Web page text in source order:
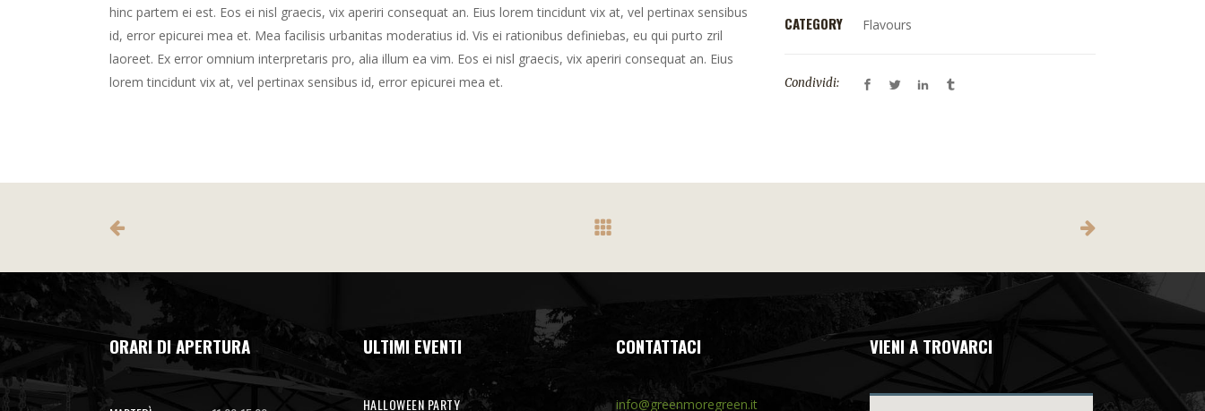
hinc partem ei est. Eos ei nisl graecis, vix aperiri consequat an. Eius lorem tincidunt vix at, vel pertinax sensibus
id, error epicurei mea et. Mea facilisis urbanitas moderatius id. Vis ei rationibus definiebas, eu qui purto zril
laoreet. Ex error omnium interpretaris pro, alia illum ea vim. Eos ei nisl graecis, vix aperiri consequat an. Eius
lorem tincidunt vix at, vel pertinax sensibus id, error epicurei mea et.
CATEGORY Flavours
Condividi:
ORARI DI APERTURA ULTIMI EVENTI
HALLOWEEN PARTY
CONTATTACI
info@greenmoregreen.it
VIENI A TROVARCI